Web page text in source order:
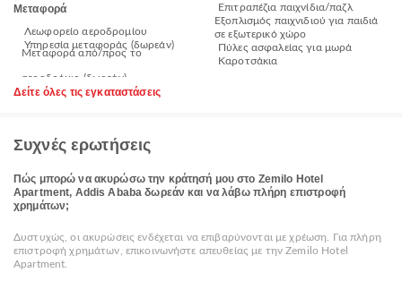
Μεταφορά
Λεωφορείο αεροδρομίου
Υπηρεσία μεταφοράς (δωρεάν)
Μεταφορά από/προς το
Επιτραπέζια παιχνίδια/παζλ
Εξοπλισμός παιχνιδιού για παιδιά
σε εξωτερικό χώρο
Πύλες ασφαλείας για μωρά
Καροτσάκια
Δείτε όλες τις εγκαταστάσεις
Συχνές ερωτήσεις
Πώς μπορώ να ακυρώσω την κράτησή μου στο Zemilo Hotel
Apartment, Addis Ababa δωρεάν και να λάβω πλήρη επιστροφή
χρημάτων;
Δυστυχώς, οι ακυρώσεις ενδέχεται να επιβαρύνονται με χρέωση. Για πλήρη
επιστροφή χρημάτων, επικοινωνήστε απευθείας με την Zemilo Hotel
Apartment.